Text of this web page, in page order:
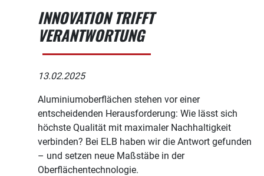
INNOVATION TRIFFT
VERANTWORTUNG
13.02.2025
Aluminiumoberflächen stehen vor einer
entscheidenden Herausforderung: Wie lässt sich
höchste Qualität mit maximaler Nachhaltigkeit
verbinden? Bei ELB haben wir die Antwort gefunden
– und setzen neue Maßstäbe in der
Oberflächentechnologie.